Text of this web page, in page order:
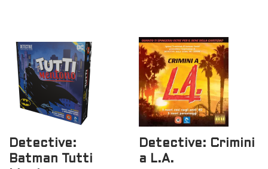
Detective:
Batman Tutti
Detective: Crimini
a L.A.